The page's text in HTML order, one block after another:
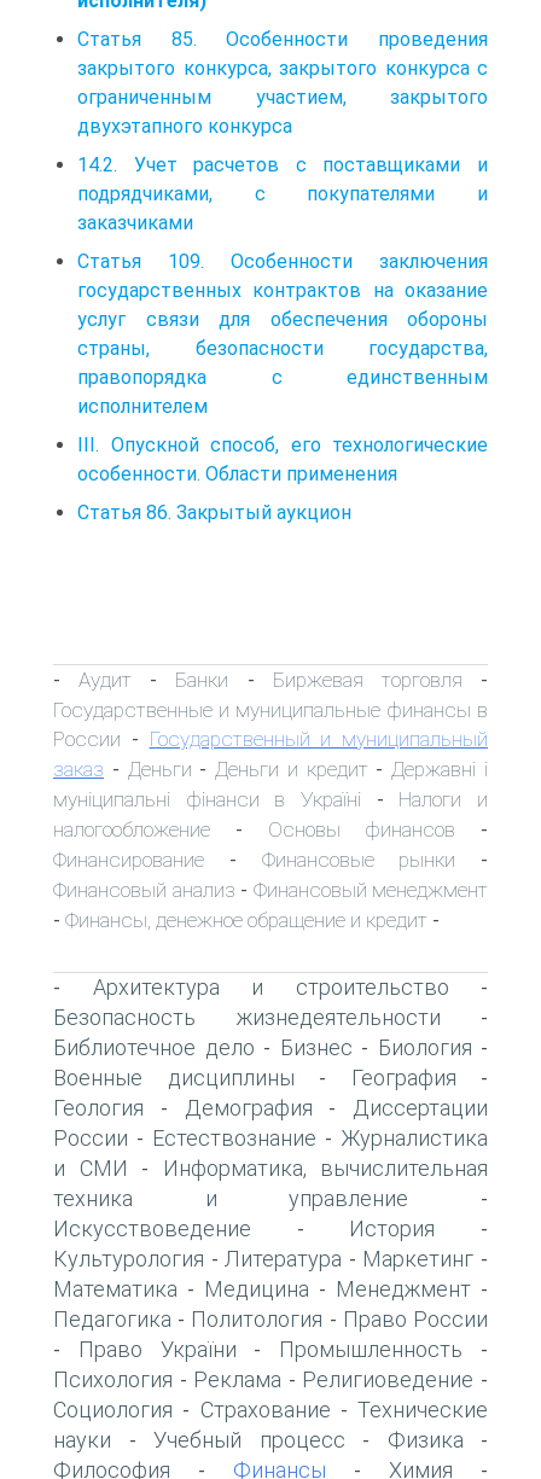
Статья 85. Особенности проведения
закрытого конкурса, закрытого конкурса с
ограниченным участием, закрытого
двухэтапного конкурса
14.2. Учет расчетов с поставщиками и
подрядчиками, с покупателями и
заказчиками
Статья 109. Особенности заключения
государственных контрактов на оказание
услуг связи для обеспечения обороны
страны, безопасности государства,
правопорядка с единственным
исполнителем
III. Опускной способ, его технологические
особенности. Области применения
Статья 86. Закрытый аукцион
-Аудит - Банки - Биржевая торговля -
Государственные и муниципальные финансы в
России - Государственный и муниципальный
заказ - Деньги - Деньги и кредит - Державні і
муніципальні фінанси в Україні - Налоги и
налогообложение - Основы финансов -
Финансирование - Финансовые рынки -
Финансовый анализ - Финансовый менеджмент
- Финансы, денежное обращение и кредит -
- Архитектура и строительство -
Безопасность жизнедеятельности -
Библиотечное дело - Бизнес - Биология -
Военные дисциплины - География -
Геология - Демография -
Диссертации
России - Естествознание - Журналистика
и СМИ -
Информатика, вычислительная
техника и управление -
Искусствоведение - История -
Культурология - Литература - Маркетинг -
Математика - Медицина - Менеджмент -
Педагогика - Политология - Право России
- Право України - Промышленность -
Психология - Реклама - Религиоведение -
Социология - Страхование - Технические
науки - Учебный процесс - Физика -
Философия - Финансы - Химия -